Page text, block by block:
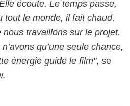
écoute. Le temps passe,
tout le monde, il fait chaud,
nous travaillons sur le projet.
qu’une seule chance,
énergie guide le film", se